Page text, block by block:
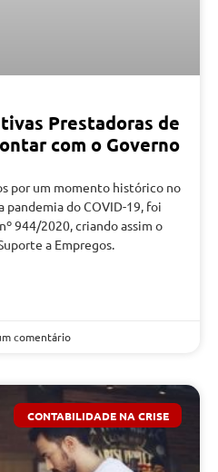
Prestadoras de
com o Governo
por um momento histórico no
pandemia do COVID-19, foi
944/2020, criando assim o
a Empregos.
comentário
CONTABILIDADE NA CRISE